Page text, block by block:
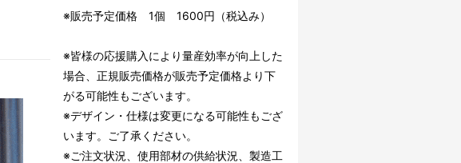
※販売予定価格 1個 1600円（税込み）
※皆様の応援購入により量産効率が向上した
場合、正規販売価格が販売予定価格より下
がる可能性もございます。
※デザイン・仕様は変更になる可能性もござ
います。ご了承ください。
※ご注文状況、使用部材の供給状況、製造工